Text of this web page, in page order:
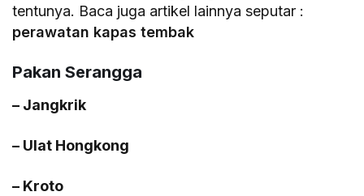
tentunya. Baca juga artikel lainnya seputar :
perawatan kapas tembak
Pakan Serangga
– Jangkrik
– Ulat Hongkong
– Kroto